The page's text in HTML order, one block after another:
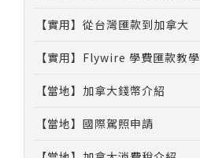
【實用】從台灣匯款到加拿大
【實用】Flywire 學費匯款教學
【當地】加拿大錢幣介紹
【當地】國際駕照申請